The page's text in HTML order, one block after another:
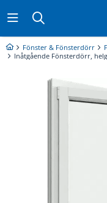
Fönster & Fönsterdörr
Inåtgående Fönsterdörr,